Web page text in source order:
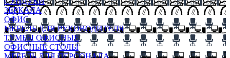
ЗЕРКАЛА
ОФИС
МЕБЕЛЬ ДЛЯ РУКОВОДИТЕЛЯ
ТУМБЫ ОФИСНЫЕ
ОФИСНЫЕ СТОЛЫ